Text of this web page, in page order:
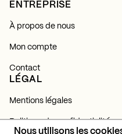
Nous utilisons les
ENTREPRISE
À propos de nous
Mon compte
Contact
LÉGAL
Mentions légales
Politique de confidentialité